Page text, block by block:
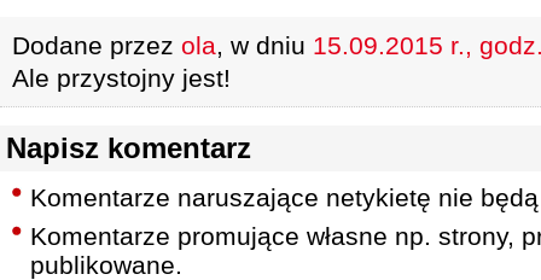
Dodane przez ola, w dniu 15.09.2015 r.,
Ale przystojny jest!
Napisz komentarz
Komentarze naruszające netykietę nie
Komentarze promujące własne np. strony,
publikowane.